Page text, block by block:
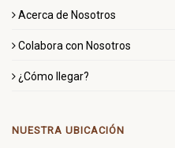
Acerca de Nosotros
Colabora con Nosotros
¿Cómo llegar?
NUESTRA UBICACIÓN